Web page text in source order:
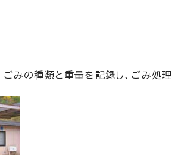
ごみの種類と重量を記録し、ごみ処理